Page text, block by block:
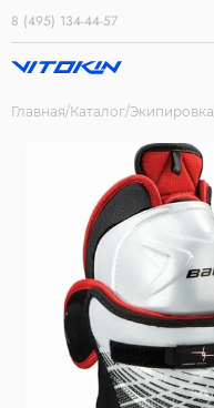
8 (495) 134-44-57
Главная Каталог Экипировка